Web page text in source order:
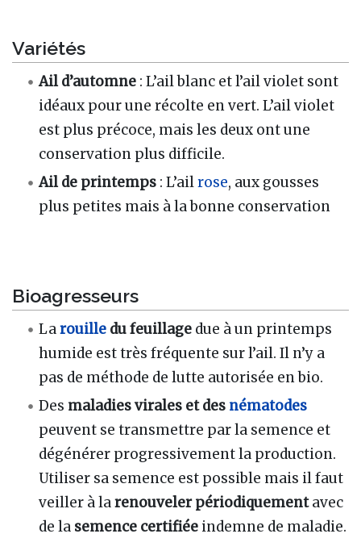
Variétés
Ail d’automne : L’ail blanc et l’ail violet sont
idéaux pour une récolte en vert. L’ail violet
est plus précoce, mais les deux ont une
conservation plus difficile.
Ail de printemps : L’ailrose, aux gousses
plus petites mais à la bonne conservation
Bioagresseurs
Larouille du feuillage due à un printemps
humide est très fréquente sur l’ail. Il n’y a
pas de méthode de lutte autorisée en bio.
Des maladies virales et des nématodes
peuvent se transmettre par la semence et
dégénérer progressivement la production.
Utiliser sa semence est possible mais il faut
veiller à larenouveler périodiquementavec
de la semence certifiée indemne de maladie.